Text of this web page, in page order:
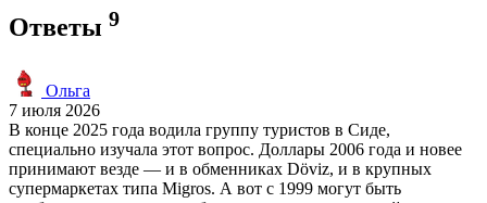
Ответы 9
Ольга
7 июля 2026
В конце 2025 года водила группу туристов в Сиде,
специально изучала этот вопрос. Доллары 2006 года и новее
принимают везде — и в обменниках Döviz, и в крупных
супермаркетах типа Migros. А вот с 1999 могут быть